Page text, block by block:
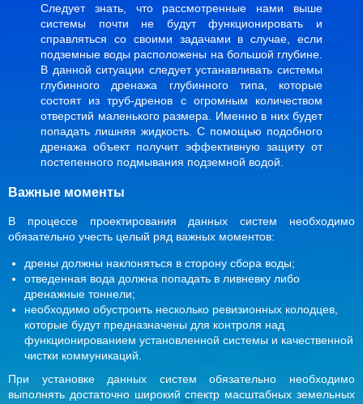
Следует знать, что рассмотренные нами выше
системы почти не будут функционировать и
справляться со своими задачами в случае, если
подземные воды расположены на большой глубине.
В данной ситуации следует устанавливать системы
глубинного дренажа глубинного типа, которые
состоят из труб-дренов с огромным количеством
отверстий маленького размера. Именно в них будет
попадать лишняя жидкость. С помощью подобного
дренажа объект получит эффективную защиту от
постепенного подмывания подземной водой.
Важные моменты
В процессе проектирования данных систем необходимо
обязательно учесть целый ряд важных моментов:
дрены должны наклоняться в сторону сбора воды;
отведенная вода должна попадать в ливневку либо
дренажные тоннели;
необходимо обустроить несколько ревизионных колодцев,
которые будут предназначены для контроля над
функционированием установленной системы и качественной
чистки коммуникаций.
При установке данных систем обязательно необходимо
выполнять достаточно широкий спектр масштабных земельных